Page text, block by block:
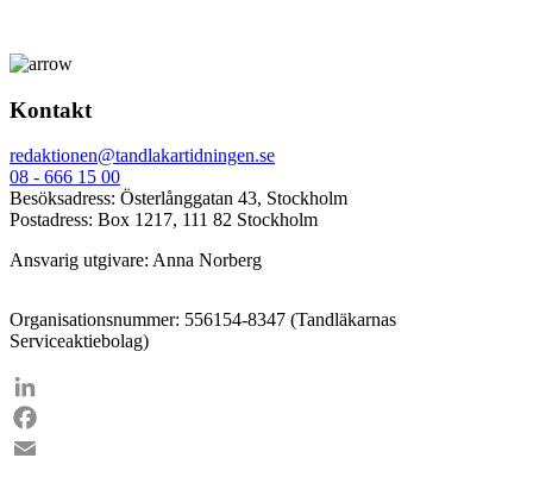
Kontakt
redaktionen@tandlakartidningen.se
08 - 666 15 00
Besöksadress: Österlånggatan 43, Stockholm
Postadress: Box 1217, 111 82 Stockholm
Ansvarig utgivare: Anna Norberg
Organisationsnummer: 556154-8347 (Tandläkarnas
Serviceaktiebolag)
LinkedIn
Facebook